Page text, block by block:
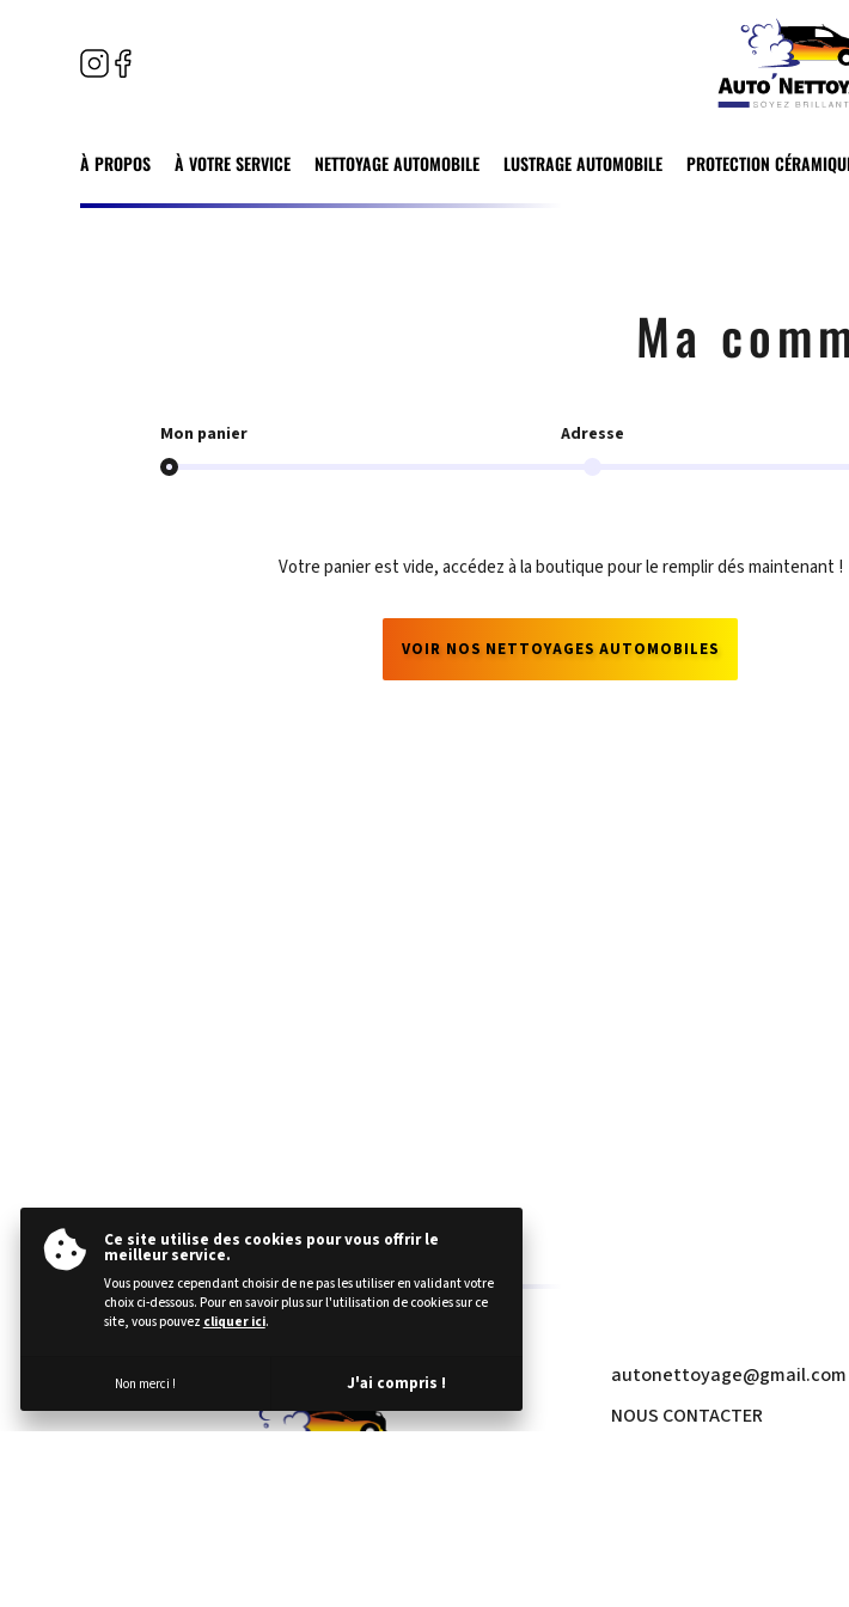
À PROPOS À VOTRE SERVICE NETTOYAGE AUTOMOBILE LUSTRAGE AUTOMOBILE PROTECTION
Ma
Mon panier Adresse
Votre panier est vide, accédez à la boutique pour le remplir dés maintenant !
VOIR NOS NETTOYAGES AUTOMOBILES
Ce site utilise des cookies pour vous offrir le
meilleur service.
Vous pouvez cependant choisir de ne pas les utiliser en validant votre
choix ci-dessous. Pour en savoir plus sur l'utilisation de cookies sur ce
site, vous pouvez cliquer ici.
Non merci ! J'ai compris !
NOUS CONTACTER